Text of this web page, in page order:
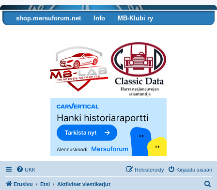
shop.mersuforum.net Info
MB-Klubi ry
UKK Kirjaudu sisään
Rekisteröidy
Etusivu Etsi Aktiiviset viestiketjut